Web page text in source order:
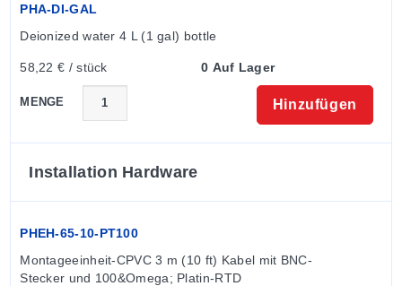
PHA-DI-GAL
Deionized water 4 L (1 gal) bottle
58,22 € / stück 0 Auf Lager
MENGE Hinzufügen
Installation Hardware
PHEH-65-10-PT100
Montageeinheit-CPVC 3 m (10 ft) Kabel mit BNC-
Stecker und 100&Omega; Platin-RTD